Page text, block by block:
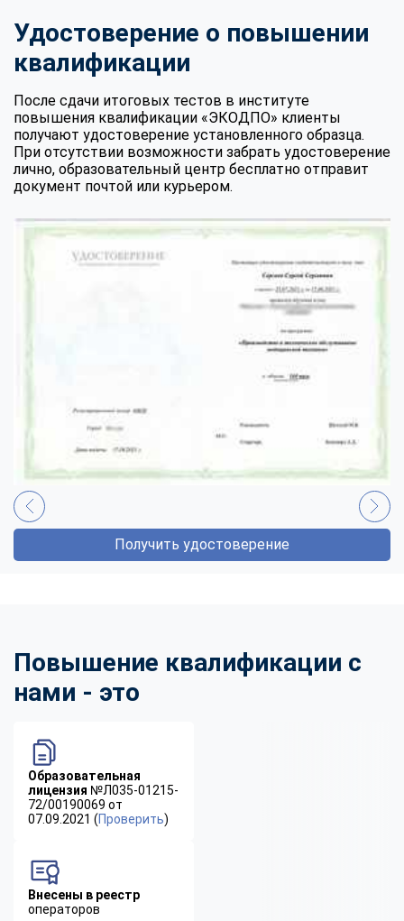
Удостоверение о повышении
квалификации
После сдачи итоговых тестов в институте
повышения квалификации «ЭКОДПО» клиенты
получают удостоверение установленного образца.
При отсутствии возможности забрать удостоверение
лично, образовательный центр бесплатно отправит
документ почтой или курьером.
Получить удостоверение
Повышение квалификации с
нами - это
Образовательная
лицензия №Л035-01215-
72/00190069 от
07.09.2021 (Проверить)
Внесены в реестр
операторов